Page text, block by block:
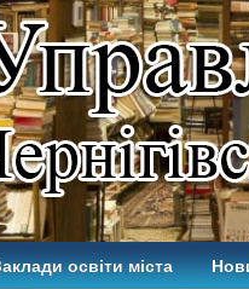
освіти міста